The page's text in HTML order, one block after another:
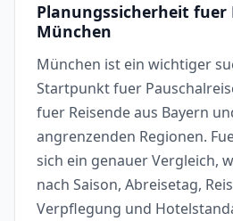
Planungssicherheit fuer
München
München ist ein wichtiger
Startpunkt fuer
fuer Reisende aus Bayern
angrenzenden Regionen.
sich ein genauer Vergleich,
nach Saison, Abreisetag,
Verpflegung und